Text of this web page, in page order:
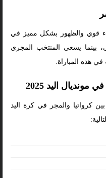
قوي والظهور بشكل مميز في
بينما يسعى المنتخب المجري
في هذه المباراة.
اليد 2025
كرواتيا والمجر في كرة اليد